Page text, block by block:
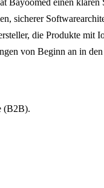
einen
sicherer
die Produkte
von Beginn an in
(B2B).